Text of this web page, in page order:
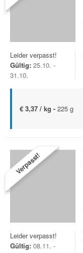
Leider verpasst!
Gültig: 25.10. -
31.10.
€ 3,37 / kg - 225 g
Verpasst!
Leider verpasst!
Gültig: 08.11. -